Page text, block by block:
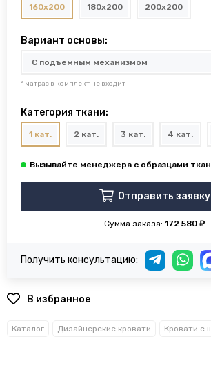
160x200 180x200 200x200
Вариант основы:
* матрас в комплект не входит
Категория ткани:
1 кат. 2 кат. 3 кат. 4 кат.
Отправить заявку
Сумма заказа: 172 580 ₽
Получить консультацию:
В избранное
Каталог Дизайнерские кровати